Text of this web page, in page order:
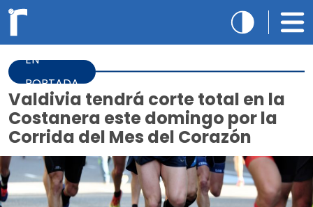
EN
PORTADA
Valdivia tendrá corte total en la
Costanera este domingo por la
Corrida del Mes del Corazón